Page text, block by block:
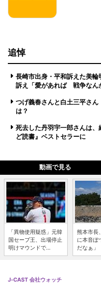
追悼
長崎市出身・平和訴えた美
訴え「愛があれば 戦争なん
つげ義春さんと白土三平さ
は？
死去した丹羽宇一郎さんは
ど読書』ベストセラーに
動画で見る
「異物使用疑惑」元韓
国セーブ王、出場停止
明けマウンドで...
熊本市長
に本音ぽ
だなぁ
J-CAST 会社ウォッチ